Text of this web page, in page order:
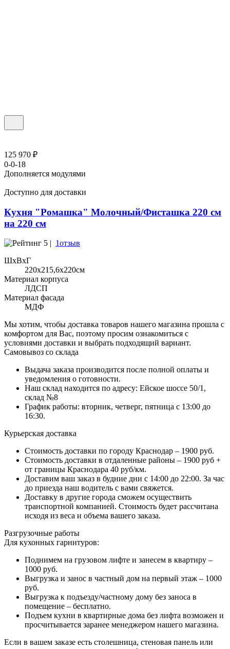
125 970 ₽
0-0-18
Дополняется модулями
Доступно для доставки
Кухня "Ромашка" Молочный/Фисташка 220 см
на 220 см
5 | 1отзыв
ШхВхГ
220x215,6х220см
Материал корпуса
ЛДСП
Материал фасада
МДФ
Мы хотим, чтобы доставка товаров нашего магазина прошла с
комфортом для Вас, поэтому просим ознакомиться с
условиями доставки и выбрать подходящий вариант.
Самовывоз со склада
Выдача заказа производится после полной оплаты и
уведомления о готовности.
Наш склад находится по адресу: Ейское шоссе 50/1,
склад №8
График работы: вторник, четверг, пятница с 13:00 до
16:30.
Курьерская доставка
Стоимость доставки по городу Краснодар – 1900 руб.
Стоимость доставки в отдаленные районы – 1900 руб +
от границы Краснодара 40 руб/км.
Доставим ваш заказ в будние дни с 14:00 до 22:00. За час
до приезда наш водитель с вами свяжется.
Доставку в другие города сможем осуществить
транспортной компанией. Стоимость будет рассчитана
исходя из веса и объема вашего заказа.
Разгрузочные работы
Для кухонных гарнитуров:
Поднимем на грузовом лифте и занесем в квартиру –
1000 руб.
Выгрузка и занос в частный дом на первый этаж – 1000
руб.
Выгрузка к подъезду/частному дому без заноса в
помещение – бесплатно.
Подъем кухни в квартирные дома без лифта возможен и
просчитывается заранее менеджером нашего магазина.
Если в вашем заказе есть столешница, стеновая панель или